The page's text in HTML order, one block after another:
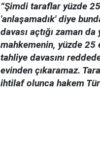
“Şimdi taraflar yüzde
'anlaşamadık' diye
davası açtığı zaman
mahkemenin, yüzde 25
tahliye davasını
evinden çıkaramaz.
ihtilaf olunca hakem